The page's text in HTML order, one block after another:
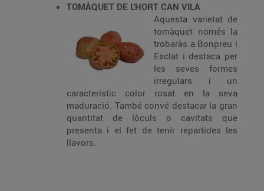
TOMÀQUET DE L'HORT CAN VILA
Aquesta varietat de
tomàquet només la
trobaràs a Bonpreu i
Esclat i destaca per
les seves formes
irregulars i un
característic color rosat en la seva
maduració. També convé destacar la gran
quantitat de lòculs o cavitats que
presenta i el fet de tenir repartides les
llavors.